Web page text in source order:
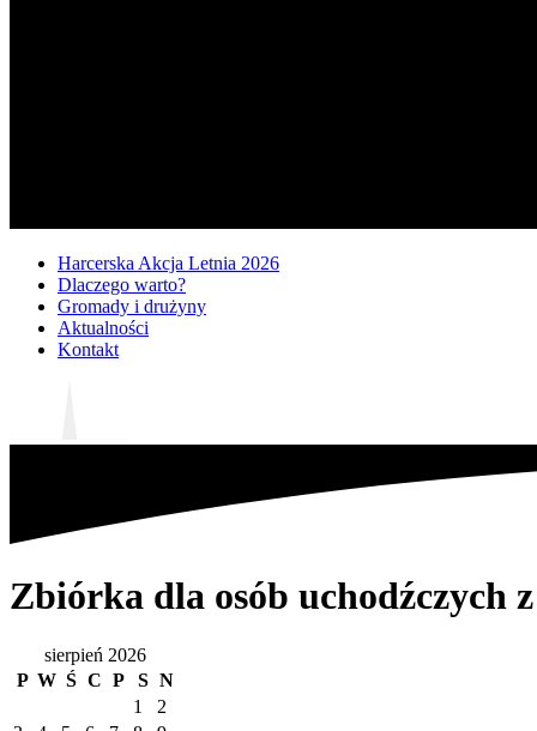
Harcerska Akcja Letnia 2026
Dlaczego warto?
Gromady i drużyny
Aktualności
Kontakt
Zbiórka dla osób uchodźczych
sierpień 2026
P W Ś C P S N
1
2